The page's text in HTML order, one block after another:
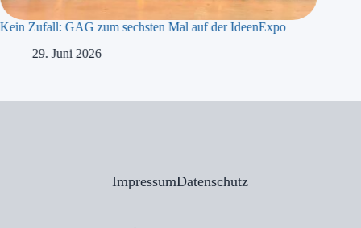
Kein Zufall: GAG zum sechsten Mal auf der IdeenExpo
29. Juni 2026
ImpressumDatenschutz